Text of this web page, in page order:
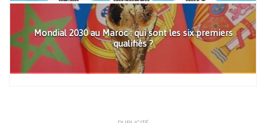
Mondial 2030 au Maroc : qui sont les six premiers
qualifiés ?